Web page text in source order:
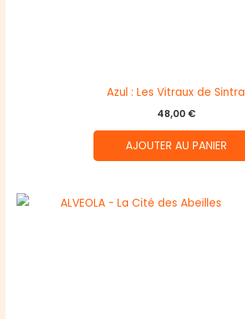
Azul : Les Vitraux de Sintra
48,00 €
AJOUTER AU PANIER